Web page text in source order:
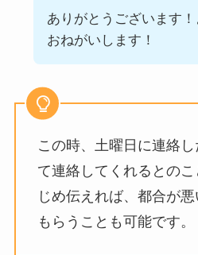
ありがとうございます！
おねがいします！
この時、土曜日に連絡
て連絡してくれるとの
じめ伝えれば、都合が
もらうことも可能です。